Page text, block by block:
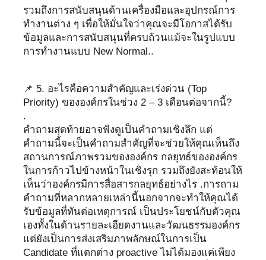
รวมถึงการสนับสนุนด้านเครื่องมือและอุปกรณ์การ
ทำงานต่าง ๆ เพื่อให้มั่นใจว่าคุณจะมีโอกาสได้รับ
ข้อมูลและการสนับสนุนที่ครบถ้วนแม้จะในรูปแบบ
การทำงานแบบ New Normal..
📌 5. อะไรคือความสำคัญและเร่งด่วน (Top
Priority) ขององค์กรในช่วง 2 – 3 เดือนต่อจากนี้?
.
คำถามสุดท้ายอาจฟังดูเป็นคำถามเชิงลึก แต่
คำถามนี้จะเป็นคำถามสำคัญที่จะช่วยให้คุณเห็นถึง
สถานการณ์ภาพรวมขององค์กร กลยุทธ์ขององค์กร
ในการก้าวไปข้างหน้าในเชิงรุก รวมถึงยังสะท้อนให้
เห็นว่าองค์กรมีการสื่อสารกลยุทธ์อย่างไร .การถาม
คำถามที่หลากหลายเหล่านี้นอกจากจะทำให้คุณได้
รับข้อมูลที่ทันต่อเหตุการณ์ เป็นประโยชน์กับตัวคุณ
เองทั้งในด้านรายละเอียดงานและวัฒนธรรมองค์กร
แต่ยังเป็นการส่งเสริมภาพลักษณ์ในการเป็น
Candidate ที่แตกต่าง proactive ไม่ได้มองแค่เพียง